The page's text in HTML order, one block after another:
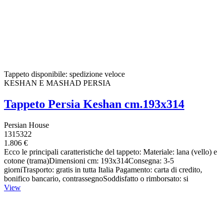
Tappeto disponibile: spedizione veloce
KESHAN E MASHAD PERSIA
Tappeto Persia Keshan cm.193x314
Persian House
1315322
1.806 €
Ecco le principali caratteristiche del tappeto: Materiale: lana (vello) e
cotone (trama)Dimensioni cm: 193x314Consegna: 3-5
giorniTrasporto: gratis in tutta Italia Pagamento: carta di credito,
bonifico bancario, contrassegnoSoddisfatto o rimborsato: si
View